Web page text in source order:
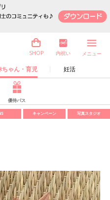
ちゃん・育児 妊活
SHOP 内祝い メニュー
優待パス
キャンペーン 写真スタジオ